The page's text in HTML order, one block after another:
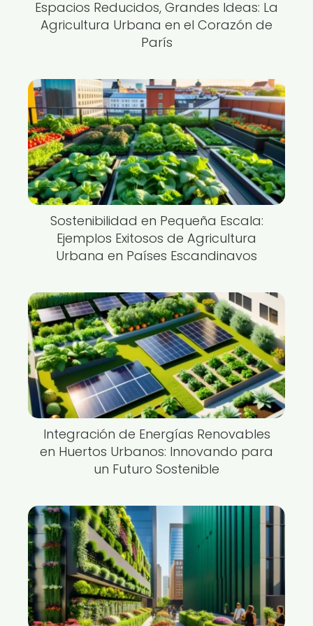
Espacios Reducidos, Grandes Ideas: La
Agricultura Urbana en el Corazón de
París
Sostenibilidad en Pequeña Escala:
Ejemplos Exitosos de Agricultura
Urbana en Países Escandinavos
Integración de Energías Renovables
en Huertos Urbanos: Innovando para
un Futuro Sostenible